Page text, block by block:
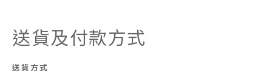
送貨及付款方式
送貨方式